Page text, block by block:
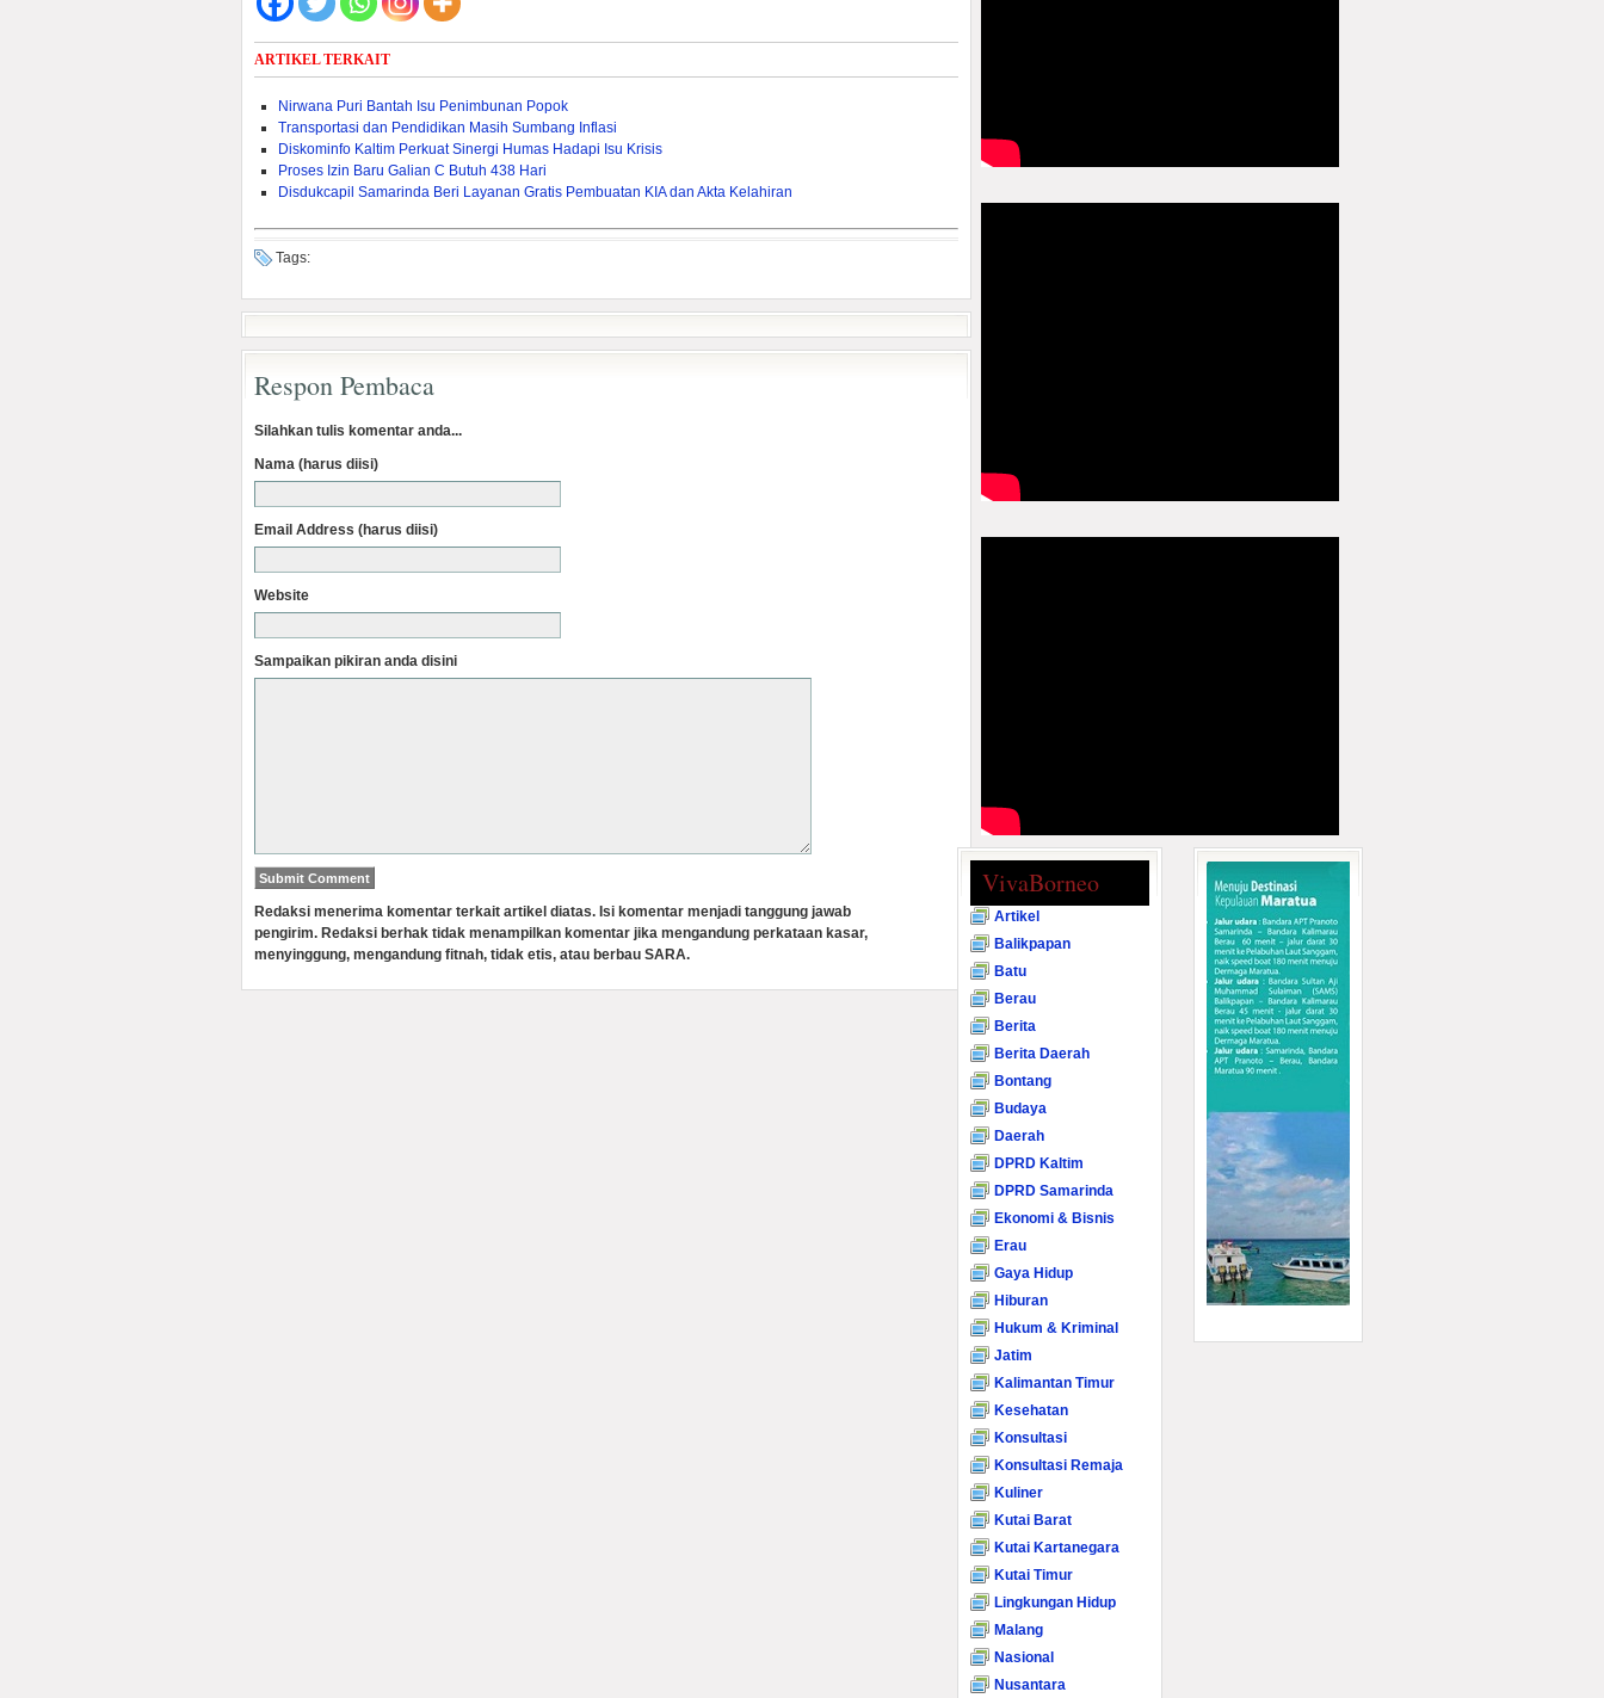
ARTIKEL TERKAIT
Nirwana Puri Bantah Isu Penimbunan Popok
Transportasi dan Pendidikan Masih Sumbang Inflasi
Diskominfo Kaltim Perkuat Sinergi Humas Hadapi Isu Krisis
Proses Izin Baru Galian C Butuh 438 Hari
Disdukcapil Samarinda Beri Layanan Gratis Pembuatan KIA dan Akta Kelahiran
Tags:
Respon Pembaca
Silahkan tulis komentar anda...
Nama (harus diisi)
Email Address (harus diisi)
Website
Sampaikan pikiran anda disini
Redaksi menerima komentar terkait artikel diatas. Isi komentar menjadi tanggung jawab
pengirim. Redaksi berhak tidak menampilkan komentar jika mengandung perkataan kasar,
menyinggung, mengandung fitnah, tidak etis, atau berbau SARA.
VivaBorneo
Artikel
Balikpapan
Batu
Berau
Berita
Berita Daerah
Bontang
Budaya
Daerah
DPRD Kaltim
DPRD Samarinda
Ekonomi & Bisnis
Erau
Gaya Hidup
Hiburan
Hukum & Kriminal
Jatim
Kalimantan Timur
Kesehatan
Konsultasi
Konsultasi Remaja
Kuliner
Kutai Barat
Kutai Kartanegara
Kutai Timur
Lingkungan Hidup
Malang
Nasional
Nusantara